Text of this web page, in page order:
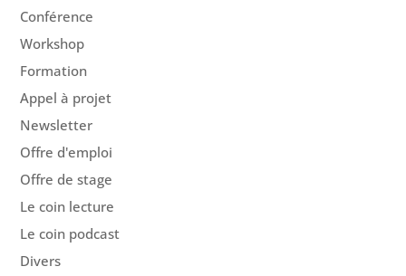
Conférence
Workshop
Formation
Appel à projet
Newsletter
Offre d'emploi
Offre de stage
Le coin lecture
Le coin podcast
Divers